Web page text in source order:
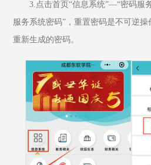
3.点击首页“信息系统”—“密码服
服务系统密码”，重置密码是不可逆
重新生成的密码。